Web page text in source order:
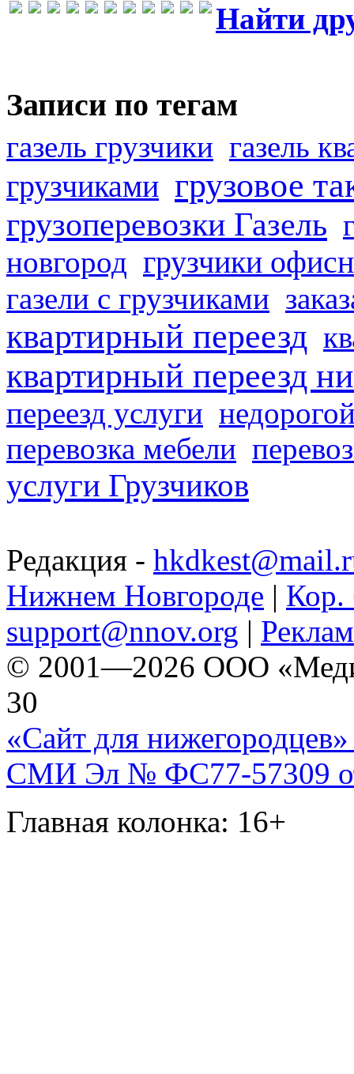
Найти
Записи по тегам
газель грузчики газель
грузчиками грузовое
грузоперевозки Газель
новгород грузчики
газели с грузчиками
квартирный переезд
квартирный переезд
переезд услуги
перевозка мебели
услуги Грузчиков
Редакция -
Нижнем Новгороде | Кор.
support@nnov.org |
© 2001—2026 ООО
30
«Сайт для нижегородцев»
СМИ Эл № ФС77-57309
Главная колонка: 16+